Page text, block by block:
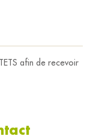
afin de recevoir